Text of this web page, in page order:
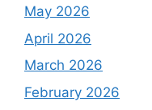
May 2026
April 2026
March 2026
February 2026